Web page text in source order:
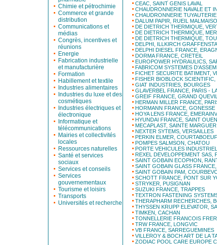
Chimie et pétrochimie
Commerce et grande
distribution
Communications et
médias
Congrès, incentives et
réunions
Energie
Fabrication industrielle
et manufacturière
Formation
Habillement et textile
Industries alimentaires
Industries du luxe et des
cosmétiques
Industries électriques et
électronique
Informatique et
télécommunications
Mairies et collectivités
locales
Ressources naturelles
Santé et services
sociaux
Services et conseils
Services
gouvernementaux
Tourisme et loisirs
Transports
Universités et recherche
CEAC, SAINT GENIS LAVAL
CHAUDRONNERIE NAVALE ET
CHAUDRONNERIE
DALUM PAPIR, RUEIL
DE DIETRICH THERMIQUE,
DE DIETRICH THERMIQUE,
DE DIETRICH THERMIQUE,
DELPHI, ILLKIRCH
DELPHI DIESEL FRANCE,
DORMA FRANCE, CRETEIL
EUROPOWER HYDRAULICS,
FABRICOM SYSTEMES
FICHET SECURITE BATIMENT,
FISHER BIOBLOCK SCIENTIFIC,
GIAT INDUSTRIES, BOURGES
GLAVERBEL FRANCE, PARIS -
GREIF FRANCE, GRAND
HERMAN MILLER FRANCE,
HORMANN FRANCE, GONESSE
HOYA LENS FRANCE,
HYUNDAI FRANCE, SAINT
MECAPLAST, SAINTE
NEXTER SYTEMS, VERSAILLES
PERKIN ELMER, COURTABOEUF
POMPES SALMSON, CHATOU
PORTE VEHICULES
REXEL DEVELOPPEMENT SAS,
SAINT GOBAIN ECOPHON,
SAINT GOBAIN GLASS
SAINT GOBAIN PAM,
SCHOTT FRANCE, PONT SUR
STRYKER, PUSIGNAN
SUZUKI FRANCE, TRAPPES
TEXTRON FASTENING
THERAPHARM RECHERCHES,
THYSSEN KRUPP ELEVATOR,
TIMKEN, CACHAN
TONNELLERIE FRANCOIS
TRW FRANCE, LONGVIC
VB FRANCE, SARREGUEMINES
VILLEROY & BOCH ART DE LA
ZODIAC POOL CARE EUROPE